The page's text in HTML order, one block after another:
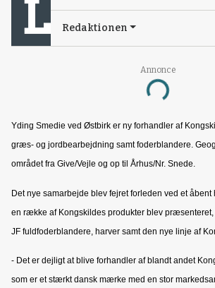
Annonce
Loading...
Redaktionen
Yding Smedie ved Østbirk er ny forhandler af
græs- og jordbearbejdning samt foderblandere.
området fra Give/Vejle og op til Århus/Nr. Snede.
Det nye samarbejde blev fejret forleden ved et
en række af Kongskildes produkter blev
JF fuldfoderblandere, harver samt den nye linje af
- Det er dejligt at blive forhandler af blandt andet
som er et stærkt dansk mærke med en stor